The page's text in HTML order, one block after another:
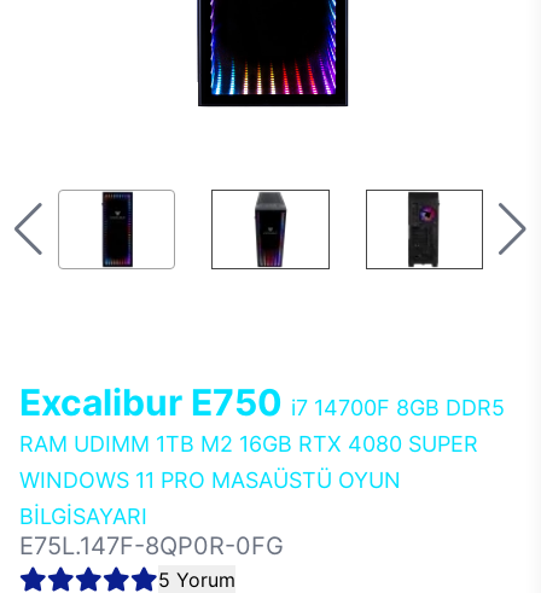
Excalibur E750 i7 14700F 8GB DDR5
RAM UDIMM 1TB M2 16GB RTX 4080 SUPER
WINDOWS 11 PRO MASAÜSTÜ OYUN
BİLGİSAYARI
E75L.147F-8QP0R-0FG
5 Yorum